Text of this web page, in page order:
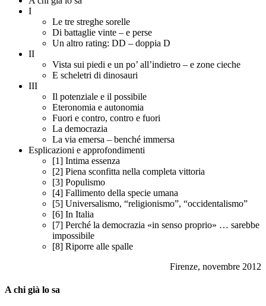
I
Le tre streghe sorelle
Di battaglie vinte – e perse
Un altro rating: DD – doppia D
II
Vista sui piedi e un po’ all’indietro – e zone cieche
E scheletri di dinosauri
III
Il potenziale e il possibile
Eteronomia e autonomia
Fuori e contro, contro e fuori
La democrazia
La via emersa – benché immersa
Esplicazioni e approfondimenti
[1] Intima essenza
[2] Piena sconfitta nella completa vittoria
[3] Populismo
[4] Fallimento della specie umana
[5] Universalismo, “religionismo”, “occidentalismo”
[6] In Italia
[7] Perché la democrazia «in senso proprio» … sarebbe
impossibile
[8] Riporre alle spalle
Firenze, novembre 2012
A chi già lo sa